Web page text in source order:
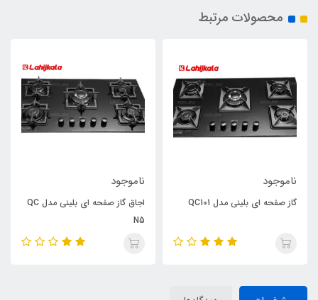
محصولات مرتبط
ناموجود
گاز صفحه ای بلینی مدل QC101
ناموجود
اجاق گاز صفحه ای بلینی مدل QC
N5